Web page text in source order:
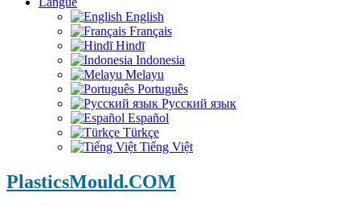
English
Français
Hindī
Indonesia
Melayu
Português
Русский язык
Español
Türkçe
Tiếng Việt
PlasticsMould.COM